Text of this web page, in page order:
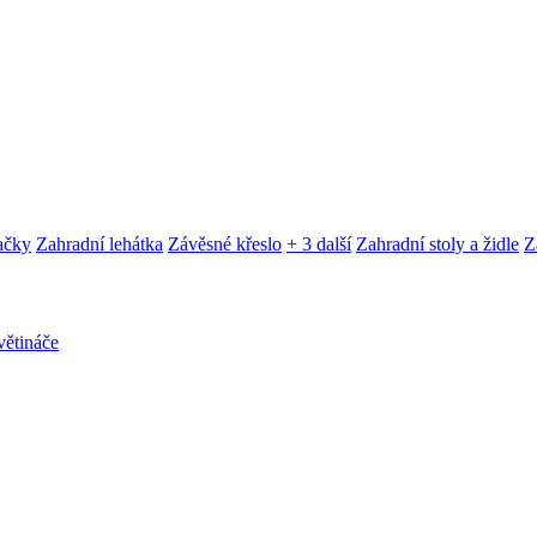
Zahradní lehátka Závěsné křeslo + 3 další Zahradní stoly a židle